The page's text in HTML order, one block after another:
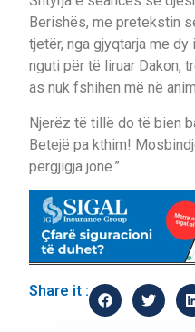
Berishës, me pretekstin
tjetër, nga gjyqtarja me
nguti për të liruar Dakon,
as nuk fshihen më në
Njerëz të tillë do të bien
Betejë pa kthim!
përgjigja jonë.”
Share it :